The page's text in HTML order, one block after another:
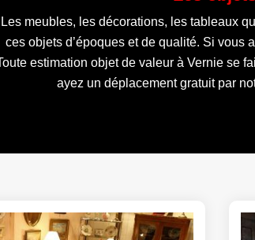
Les meubles, les décorations, les tableaux
ces objets d’époques et de qualité. Si vous
estimation objet de valeur à Vernie se
ayez un déplacement gratuit par